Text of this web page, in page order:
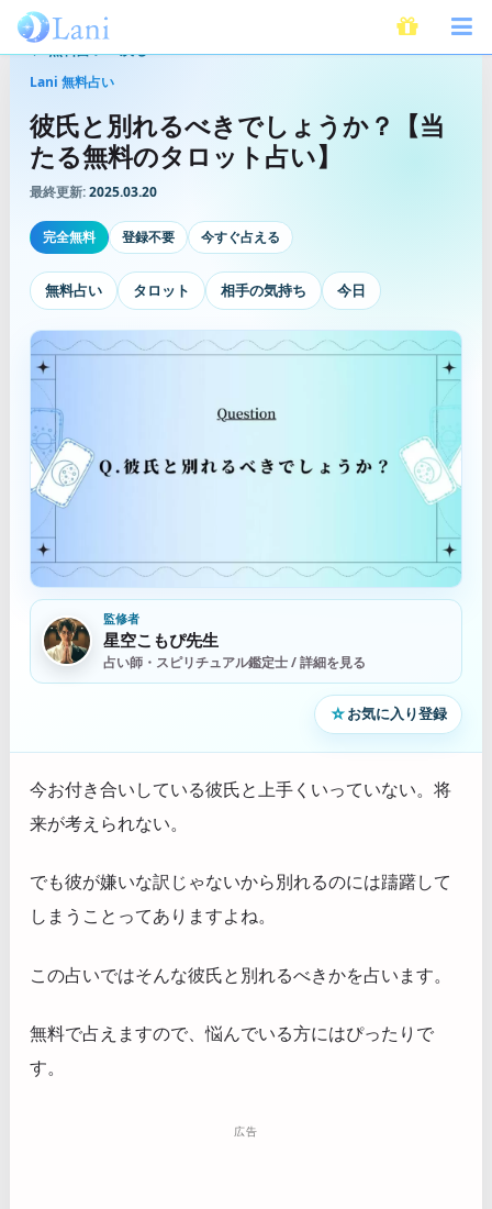
Lani 無料占い
彼氏と別れるべきでしょうか？【当
たる無料のタロット占い】
最終更新:2025.03.20
完全無料 登録不要 今すぐ占える
無料占い タロット 相手の気持ち 今日
監修者
星空こもぴ先生
占い師・スピリチュアル鑑定士 / 詳細を見る
☆お気に入り登録
今お付き合いしている彼氏と上手くいっていない。将
来が考えられない。
でも彼が嫌いな訳じゃないから別れるのには躊躇して
しまうことってありますよね。
この占いではそんな彼氏と別れるべきかを占います。
無料で占えますので、悩んでいる方にはぴったりで
す。
広告